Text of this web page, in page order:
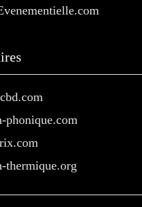
phonique.com
thermique.org